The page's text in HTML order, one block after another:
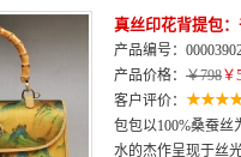
真丝印花背提包
产品编号：
产品价格： ￥798￥
客户评价：
包包以100%桑蚕
水的杰作呈现于丝